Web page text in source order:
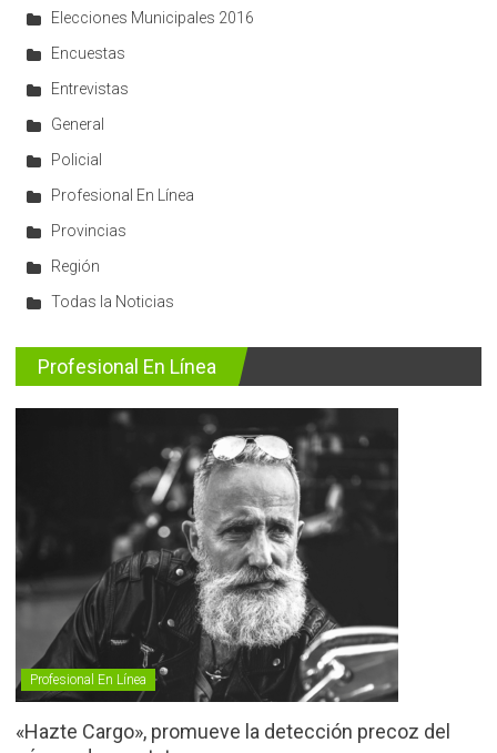
Elecciones Municipales 2016
Encuestas
Entrevistas
General
Policial
Profesional En Línea
Provincias
Región
Todas la Noticias
Profesional En Línea
Profesional En Línea
«Hazte Cargo», promueve la detección precoz del